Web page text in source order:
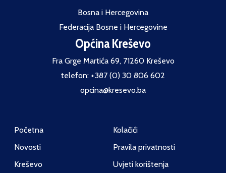
Bosna i Hercegovina
Federacija Bosne i Hercegovine
Općina Kreševo
Fra Grge Martića 69, 71260 Kreševo
telefon: +387 (0) 30 806 602
opcina@kresevo.ba
Početna
Novosti
Kreševo
Kolačići
Pravila privatnosti
Uvjeti korištenja